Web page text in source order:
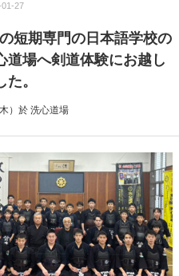
01-27
短期専門の日本語学校の
道場へ剣道体験にお越し
。
）於 洗心道場